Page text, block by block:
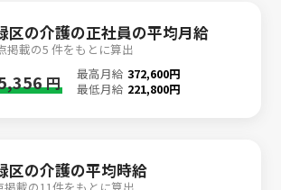
区の介護の正社員の平均月給
掲載の5 件をもとに算出
円 最高月給 372,600円
最低月給 221,800円
区の介護の平均時給